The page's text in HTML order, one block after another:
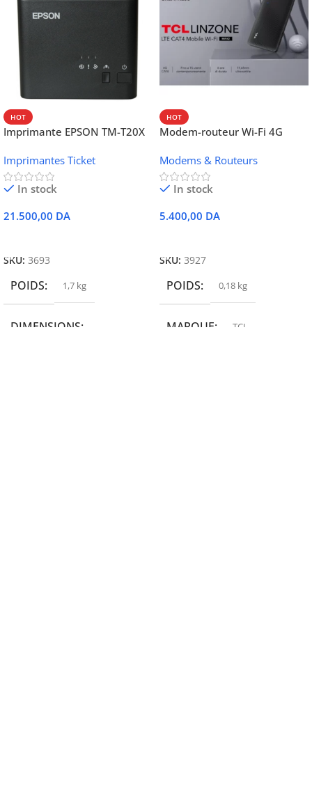
HOT
Imprimante EPSON TM-T20X
Ethernet
Imprimantes Ticket
In stock
21.500,00 DA
SKU: 3693
POIDS 1,7 kg
DIMENSIONS
HOT
Modem-routeur Wi-Fi 4G
Modems & Routeurs
In stock
5.400,00 DA
SKU: 3927
POIDS 0,18 kg
MARQUE TCL